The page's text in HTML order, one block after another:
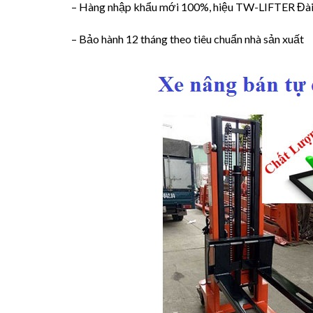
– Hàng nhập khẩu mới 100%, hiệu TW-LIFTER
– Bảo hành 12 tháng theo tiêu chuẩn nhà sản xuất